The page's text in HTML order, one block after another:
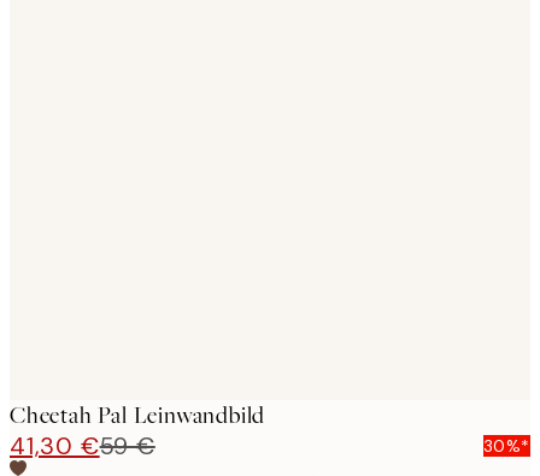
Cheetah Pal Leinwandbild
41,30 €59 € 30%*